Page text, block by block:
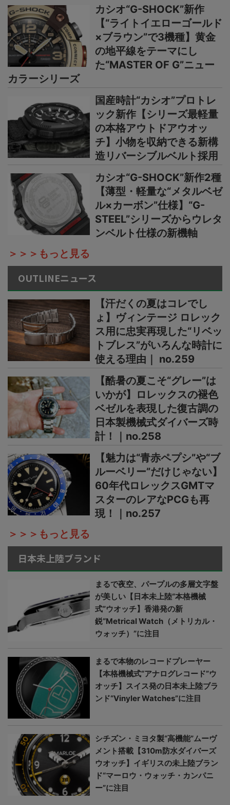
カシオ“G-SHOCK”新作
【“ライトイエローゴールド
×ブラウン”で3機種】黄金
の地平線をテーマにし
た“MASTER OF G”ニュー
カラーシリーズ
国産時計“カシオ”プロトレ
ック新作【シリーズ最軽量
の本格アウトドアウオッ
チ】小物を収納できる新構
造リバーシブルベルト採用
カシオ“G-SHOCK”新作2種
【薄型・軽量な“メタルベゼ
ル×カーボン”仕様】“G-
STEEL”シリーズからウレタ
ンベルト仕様の新機軸
＞＞＞もっと見る
OUTLINEニュース
【汗だくの夏はコレでし
ょ】ヴィンテージ ロレック
ス用に忠実再現した“リベッ
トブレス”がいろんな時計に
使える理由｜ no.259
【酷暑の夏こそ“グレー”は
いかが】ロレックスの褪色
ベゼルを表現した復古調の
日本製機械式ダイバーズ時
計！｜no.258
【魅力は“青赤ペプシ”や“ブ
ルーベリー”だけじゃない】
60年代ロレックスGMTマ
スターのレアなPCGも再
現！｜no.257
＞＞＞もっと見る
日本未上陸ブランド
まるで夜空、パープルの多層文字盤
が美しい【日本未上陸“本格機械
式”ウオッチ】香港発の新
鋭“Metrical Watch（メトリカル・
ウォッチ）”に注目
まるで本物のレコードプレーヤー
【本格機械式“アナログレコード”ウ
オッチ】スイス発の日本未上陸ブラ
ンド“Vinyler Watches”に注目
シチズン・ミヨタ製“高機能”ムーヴ
メント搭載【310m防水ダイバーズ
ウオッチ】イギリスの未上陸ブラン
ド“マーロウ・ウォッチ・カンパニ
ー”に注目